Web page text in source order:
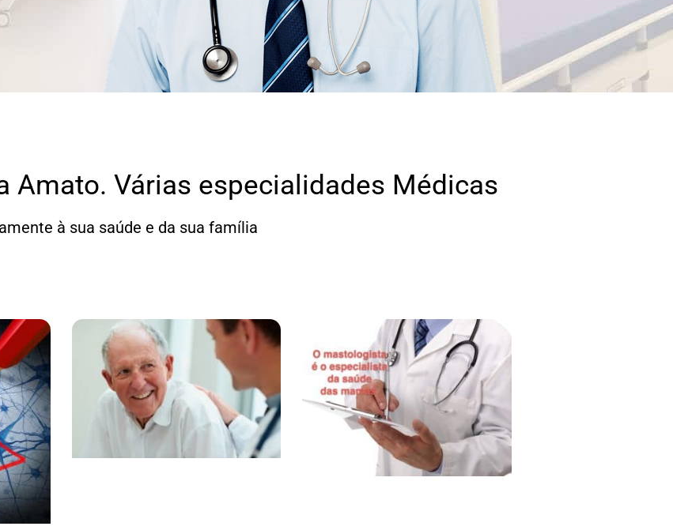
Amato. Várias especialidades Médicas
à sua saúde e da sua família